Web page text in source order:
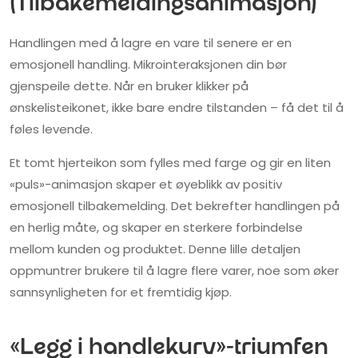
(Tilbakemeldingsanimasjon)
Handlingen med å lagre en vare til senere er en
emosjonell handling. Mikrointeraksjonen din bør
gjenspeile dette. Når en bruker klikker på
ønskelisteikonet, ikke bare endre tilstanden – få det til å
føles levende.
Et tomt hjerteikon som fylles med farge og gir en liten
«puls»-animasjon skaper et øyeblikk av positiv
emosjonell tilbakemelding. Det bekrefter handlingen på
en herlig måte, og skaper en sterkere forbindelse
mellom kunden og produktet. Denne lille detaljen
oppmuntrer brukere til å lagre flere varer, noe som øker
sannsynligheten for et fremtidig kjøp.
«Legg i handlekurv»-triumfen